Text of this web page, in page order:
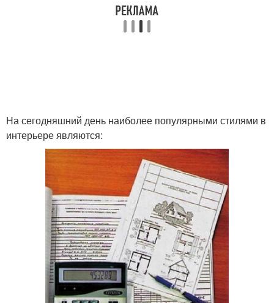
Комнатная квартира
Двухкомнатная
квартира
Квартиры в панельном
доме
Квартиры в старых
3-комнатная квартира
На сегодняшний день наиболее популярными стилями в
интерьере являются: